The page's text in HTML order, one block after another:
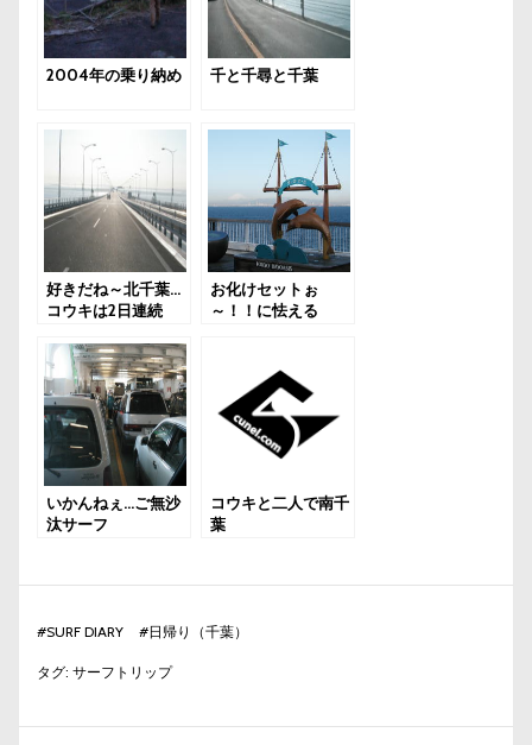
2004年の乗り納め 千と千尋と千葉
好きだね～北千葉…
コウキは2日連続
お化けセットぉ
～！！に怯える
いかんねぇ…ご無沙
汰サーフ
コウキと二人で南千
葉
#SURF DIARY #日帰り（千葉）
タグ: サーフトリップ